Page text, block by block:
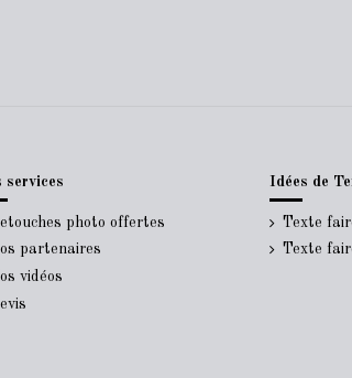
services
photo offertes
partenaires
vidéos
Idées de
Texte
Texte